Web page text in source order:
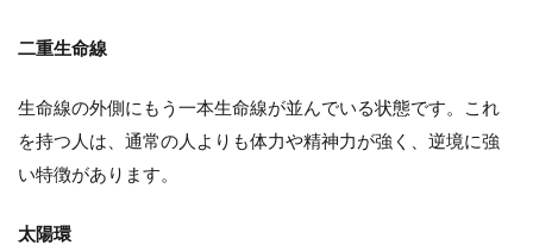
二重生命線
生命線の外側にもう一本生命線が並んでいる状態です。これ
を持つ人は、通常の人よりも体力や精神力が強く、逆境に強
い特徴があります。
太陽環